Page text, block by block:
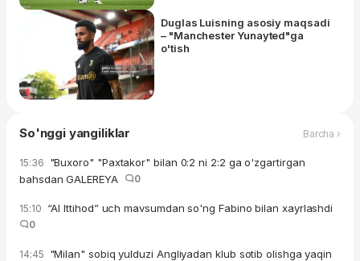
Duglas Luisning asosiy maqsadi
– "Manchester Yunayted"ga
o'tish
So'nggi yangiliklar Barcha ›
15:36 "Buxoro" "Paxtakor" bilan 0:2 ni 2:2 ga o'zgartirgan
bahsdan GALEREYA
0
15:10 “Al Ittihod” uch mavsumdan so'ng Fabino bilan xayrlashdi
0
14:45 "Milan" sobiq yulduzi Angliyadan klub sotib olishga yaqin